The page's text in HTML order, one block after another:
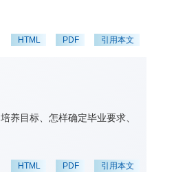
HTML PDF 引用本文
养目标、怎样确定毕业要求、
HTML PDF 引用本文